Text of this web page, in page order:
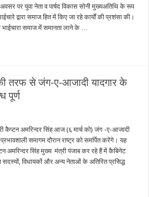
पर युवा नेता व पार्षद विकास सोनी मुख्यअतिथि के रूप
द्वारा समाज हित में किए जा रहे कार्यों की प्रशंसा की।
भाईचारा समाज में समानता लाने के …
तरफ से जंग-ए-आजादी यादगार के
पूर्ण
कैप्टन अमरिन्दर सिंह आज (६ मार्च को) जंग -ए-आजादी
समागम दौरान राष्ट्र को समर्पित करेंगे। यह
अमरिन्दर सिंह मुख्य मंत्री पंजाब कर रहे हैं में कैबिनेट
सदस्यों, विधायकों और अन्य नेताओं के अतिरित प्रसिद्ध